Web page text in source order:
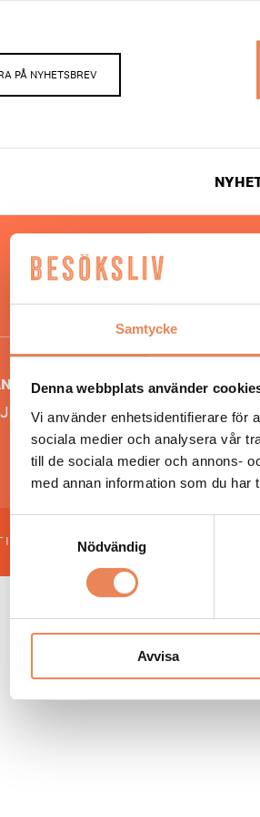
Samtycke
Denna webbplats använder
Vi använder enhetsidentifierare för
sociala medier och analysera vår
till de sociala medier och annons-
med annan information som du har
Nödvändig
Avvisa
PÅ NYHETSBREV
Hos oss
UTGIVARE
Jonas Siljhammar
TOPPEN OM BESÖKSLIV